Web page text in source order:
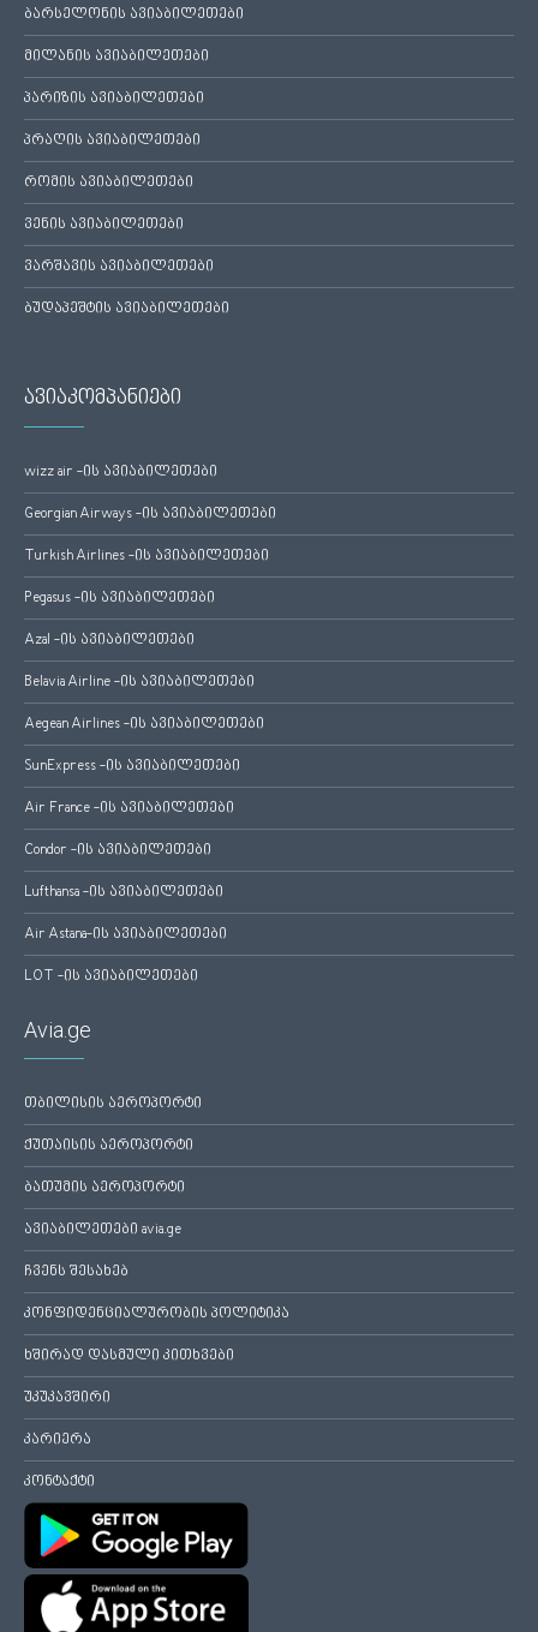
ბარსელონის ავიაბილეთები
მილანის ავიაბილეთები
პარიზის ავიაბილეთები
პრაღის ავიაბილეთები
რომის ავიაბილეთები
ვენის ავიაბილეთები
ვარშავის ავიაბილეთები
ბუდაპეშტის ავიაბილეთები
ავიაკომპანიები
wizz air -ის ავიაბილეთები
Georgian Airways -ის ავიაბილეთები
Turkish Airlines -ის ავიაბილეთები
Pegasus -ის ავიაბილეთები
Azal -ის ავიაბილეთები
Belavia Airline -ის ავიაბილეთები
Aegean Airlines -ის ავიაბილეთები
SunExpress -ის ავიაბილეთები
Air France -ის ავიაბილეთები
Condor -ის ავიაბილეთები
Lufthansa -ის ავიაბილეთები
Air Astana-ის ავიაბილეთები
LOT -ის ავიაბილეთები
Avia.ge
თბილისის აეროპორტი
ქუთაისის აეროპორტი
ბათუმის აეროპორტი
ავიაბილეთები avia.ge
ჩვენს შესახებ
კონფიდენციალურობის პოლიტიკა
ხშირად დასმული კითხვები
უკუკავშირი
კარიერა
კონტაქტი